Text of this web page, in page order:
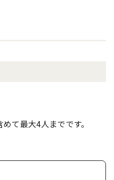
て最大4人までです。